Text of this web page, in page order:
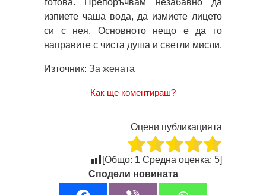
готова. Препоръчвам незабавно да
изпиете чаша вода, да измиете лицето
си с нея. Основното нещо е да го
направите с чиста душа и светли мисли.
Източник: За жената
Как ще коментираш?
Оцени публикацията
[Общо: 1 Средна оценка: 5]
Сподели новината